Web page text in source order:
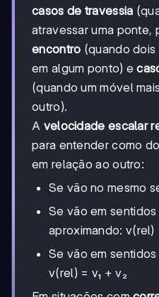
casos de travessia
atravessar uma ponte,
encontro (quando
em algum ponto) e
(quando um móvel
outro).
A velocidade escalar
para entender como
em relação ao outro:
Se vão no mesmo
Se vão em
aproximando: v(rel)
Se vão em
v(rel) = v₁ + v₂